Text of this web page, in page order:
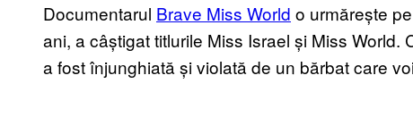
Documentarul Brave Miss World o urmărește
ani, a câștigat titlurile Miss Israel și Miss
a fost înjunghiată și violată de un bărbat care